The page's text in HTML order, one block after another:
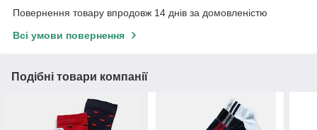
Повернення товару впродовж 14 днів за домовленістю
Всі умови повернення
Подібні товари компанії